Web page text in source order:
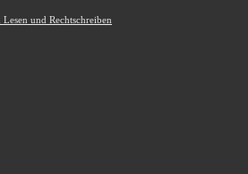
und Rechtschreiben